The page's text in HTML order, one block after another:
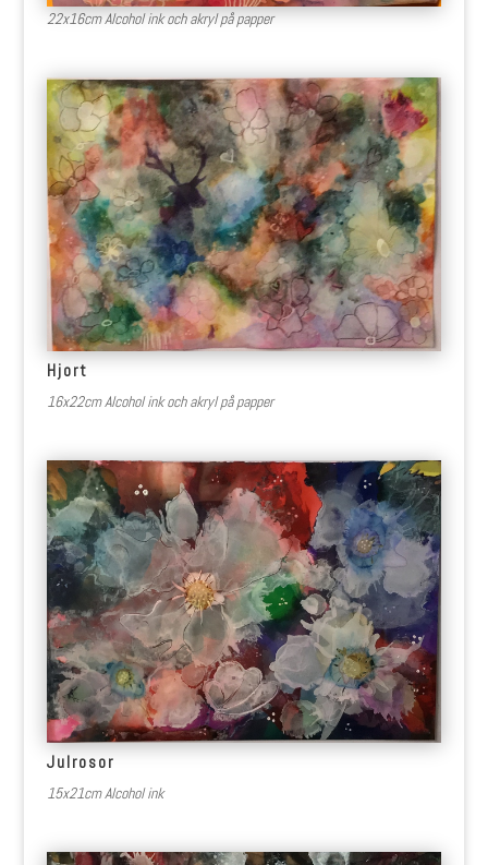
22x16cm Alcohol ink och akryl på papper
Hjort
16x22cm Alcohol ink och akryl på papper
Julrosor
15x21cm Alcohol ink